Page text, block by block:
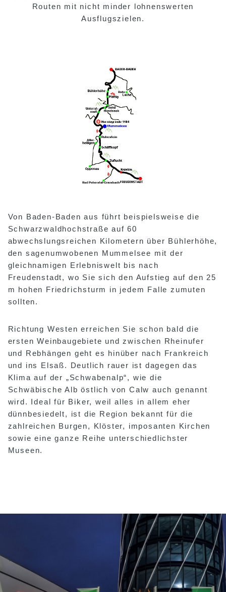
Routen mit nicht minder lohnenswerten
Ausflugszielen.
Von Baden-Baden aus führt beispielsweise die
Schwarzwaldhochstraße auf 60
abwechslungsreichen Kilometern über Bühlerhöhe,
den sagenumwobenen Mummelsee mit der
gleichnamigen Erlebniswelt bis nach
Freudenstadt, wo Sie sich den Aufstieg auf den 25
m hohen Friedrichsturm in jedem Falle zumuten
sollten.
Richtung Westen erreichen Sie schon bald die
ersten Weinbaugebiete und zwischen Rheinufer
und Rebhängen geht es hinüber nach Frankreich
und ins Elsaß. Deutlich rauer ist dagegen das
Klima auf der „Schwabenalp“, wie die
Schwäbische Alb östlich von Calw auch genannt
wird. Ideal für Biker, weil alles in allem eher
dünnbesiedelt, ist die Region bekannt für die
zahlreichen Burgen, Klöster, imposanten Kirchen
sowie eine ganze Reihe unterschiedlichster
Museen.